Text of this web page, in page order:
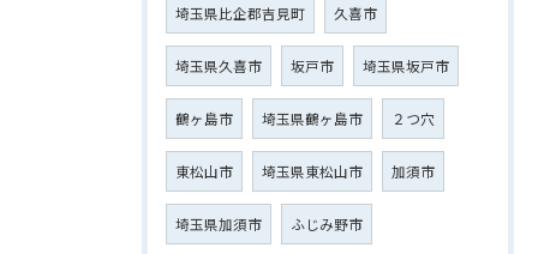
埼玉県比企郡吉見町 久喜市
埼玉県久喜市 坂戸市 埼玉県坂戸市
鶴ヶ島市 埼玉県鶴ヶ島市 ２つ穴
東松山市 埼玉県東松山市 加須市
埼玉県加須市 ふじみ野市